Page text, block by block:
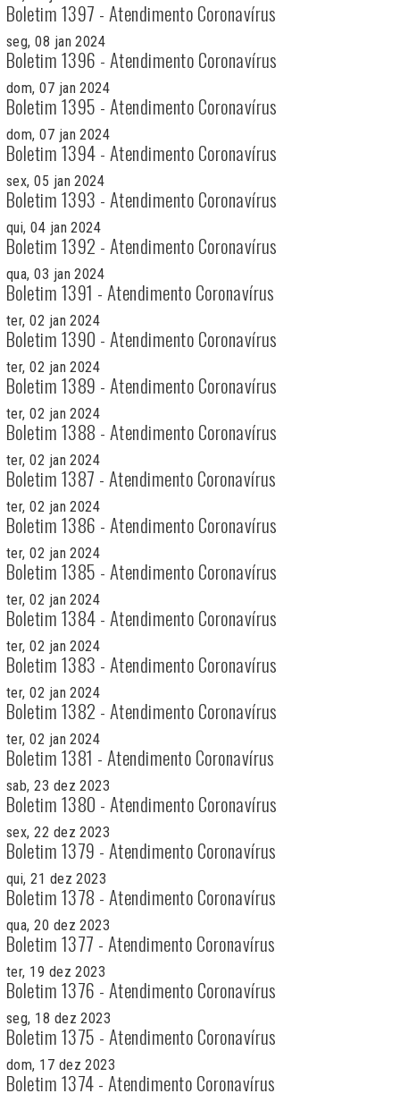
Boletim 1397 - Atendimento Coronavírus
seg, 08 jan 2024
Boletim 1396 - Atendimento Coronavírus
dom, 07 jan 2024
Boletim 1395 - Atendimento Coronavírus
dom, 07 jan 2024
Boletim 1394 - Atendimento Coronavírus
sex, 05 jan 2024
Boletim 1393 - Atendimento Coronavírus
qui, 04 jan 2024
Boletim 1392 - Atendimento Coronavírus
qua, 03 jan 2024
Boletim 1391 - Atendimento Coronavírus
ter, 02 jan 2024
Boletim 1390 - Atendimento Coronavírus
ter, 02 jan 2024
Boletim 1389 - Atendimento Coronavírus
ter, 02 jan 2024
Boletim 1388 - Atendimento Coronavírus
ter, 02 jan 2024
Boletim 1387 - Atendimento Coronavírus
ter, 02 jan 2024
Boletim 1386 - Atendimento Coronavírus
ter, 02 jan 2024
Boletim 1385 - Atendimento Coronavírus
ter, 02 jan 2024
Boletim 1384 - Atendimento Coronavírus
ter, 02 jan 2024
Boletim 1383 - Atendimento Coronavírus
ter, 02 jan 2024
Boletim 1382 - Atendimento Coronavírus
ter, 02 jan 2024
Boletim 1381 - Atendimento Coronavírus
sab, 23 dez 2023
Boletim 1380 - Atendimento Coronavírus
sex, 22 dez 2023
Boletim 1379 - Atendimento Coronavírus
qui, 21 dez 2023
Boletim 1378 - Atendimento Coronavírus
qua, 20 dez 2023
Boletim 1377 - Atendimento Coronavírus
ter, 19 dez 2023
Boletim 1376 - Atendimento Coronavírus
seg, 18 dez 2023
Boletim 1375 - Atendimento Coronavírus
dom, 17 dez 2023
Boletim 1374 - Atendimento Coronavírus